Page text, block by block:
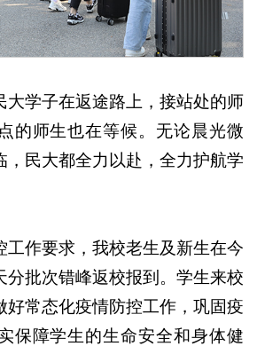
大学子在返途路上，接站处的师
的师生也在等候。无论晨光微
，民大都全力以赴，全力护航学
工作要求，我校老生及新生在今
分批次错峰返校报到。学生来校
好常态化疫情防控工作，巩固疫
保障学生的生命安全和身体健